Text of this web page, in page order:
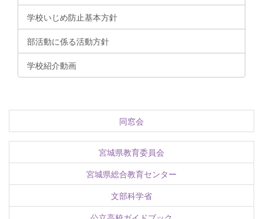
学校いじめ防止基本方針
部活動に係る活動方針
学校紹介動画
同窓会
宮城県教育委員会
宮城県総合教育センター
文部科学省